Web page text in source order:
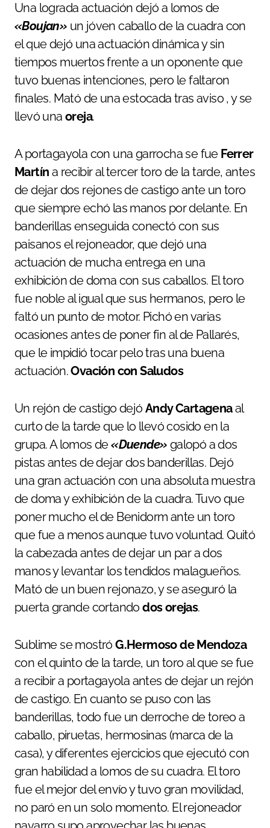
Una lograda actuación dejó a lomos de
«Boujan» un jóven caballo de la cuadra con
el que dejó una actuación dinámica y sin
tiempos muertos frente a un oponente que
tuvo buenas intenciones, pero le faltaron
finales. Mató de una estocada tras aviso , y se
llevó unaoreja.
A portagayola con una garrocha se fue Ferrer
Martín a recibir al tercer toro de la tarde, antes
de dejar dos rejones de castigo ante un toro
que siempre echó las manos por delante. En
banderillas enseguida conectó con sus
paisanos el rejoneador, que dejó una
actuación de mucha entrega en una
exhibición de doma con sus caballos. El toro
fue noble al igual que sus hermanos, pero le
faltó un punto de motor. Pichó en varias
ocasiones antes de poner fin al de Pallarés,
que le impidió tocar pelo tras una buena
actuación.Ovación con Saludos
Un rejón de castigo dejóAndy Cartagenaal
curto de la tarde que lo llevó cosido en la
grupa. A lomos de«Duende» galopó a dos
pistas antes de dejar dos banderillas. Dejó
una gran actuación con una absoluta muestra
de doma y exhibición de la cuadra. Tuvo que
poner mucho el de Benidorm ante un toro
que fue a menos aunque tuvo voluntad. Quitó
la cabezada antes de dejar un par a dos
manos y levantar los tendidos malagueños.
Mató de un buen rejonazo, y se aseguró la
puerta grande cortandodos orejas.
Sublime se mostróG.Hermoso de Mendoza
con el quinto de la tarde, un toro al que se fue
a recibir a portagayola antes de dejar un rejón
de castigo. En cuanto se puso con las
banderillas, todo fue un derroche de toreo a
caballo, piruetas, hermosinas (marca de la
casa), y diferentes ejercicios que ejecutó con
gran habilidad a lomos de su cuadra. El toro
fue el mejor del envío y tuvo gran movilidad,
no paró en un solo momento. El rejoneador